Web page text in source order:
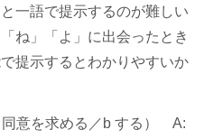
一語で提示するのが難しい
ね」「よ」に出会ったとき
提示するとわかりやすいか
同意を求める ／ b する ） A: